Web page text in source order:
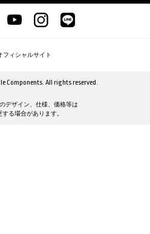
フィシャルサイト
Components. All rights reserved.
デザイン、仕様、価格等は
る場合があります。